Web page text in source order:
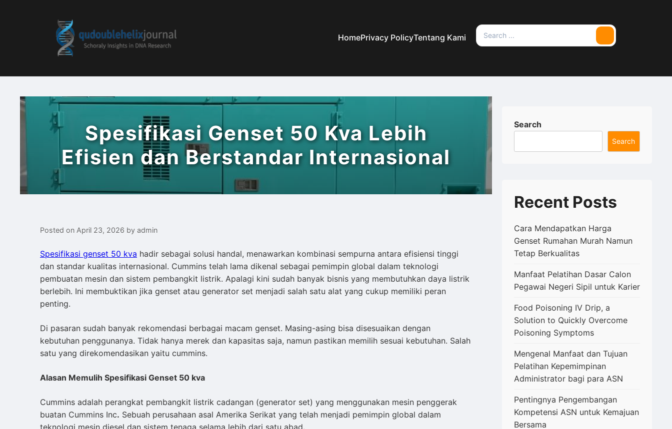
HomePrivacy PolicyTentang Kami
Search
for:
Search
Spesifikasi Genset 50 Kva Lebih
Efisien dan Berstandar Internasional
Posted on April 23, 2026 by admin
Spesifikasi genset 50 kva hadir sebagai solusi handal, menawarkan kombinasi sempurna antara efisiensi tinggi
dan standar kualitas internasional. Cummins telah lama dikenal sebagai pemimpin global dalam teknologi
pembuatan mesin dan sistem pembangkit listrik. Apalagi kini sudah banyak bisnis yang membutuhkan daya listrik
berlebih. Ini membuktikan jika genset atau generator set menjadi salah satu alat yang cukup memiliki peran
penting.
Di pasaran sudah banyak rekomendasi berbagai macam genset. Masing-asing bisa disesuaikan dengan
kebutuhan penggunanya. Tidak hanya merek dan kapasitas saja, namun pastikan memilih sesuai kebutuhan. Salah
satu yang direkomendasikan yaitu cummins.
Alasan Memulih Spesifikasi Genset 50 kva
Cummins adalah perangkat pembangkit listrik cadangan (generator set) yang menggunakan mesin penggerak
buatan Cummins Inc. Sebuah perusahaan asal Amerika Serikat yang telah menjadi pemimpin global dalam
teknologi mesin diesel dan sistem tenaga selama lebih dari satu abad.
Search
Search
Recent Posts
Cara Mendapatkan Harga
Genset Rumahan Murah Namun
Tetap Berkualitas
Manfaat Pelatihan Dasar Calon
Pegawai Negeri Sipil untuk Karier
Food Poisoning IV Drip, a
Solution to Quickly Overcome
Poisoning Symptoms
Mengenal Manfaat dan Tujuan
Pelatihan Kepemimpinan
Administrator bagi para ASN
Pentingnya Pengembangan
Kompetensi ASN untuk Kemajuan
Bersama